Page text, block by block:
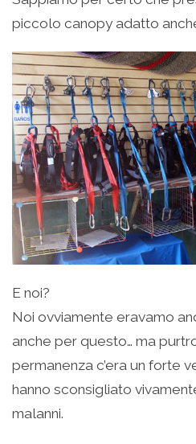
piccolo canopy adatto
E noi?
Noi ovviamente eravamo
anche per questo… ma
permanenza c’era un forte
hanno sconsigliato
malanni.